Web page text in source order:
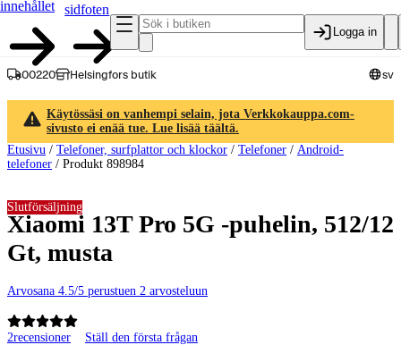
innehållet
sidfoten
Logga in
00220 Helsingfors butik sv
Käytössäsi on vanhempi selain, jota Verkkokauppa.com-
sivusto ei enää tue. Lue lisää täältä.
Etusivu / Telefoner, surfplattor och klockor / Telefoner / Android-
telefoner / Produkt 898984
Xiaomi 13T Pro 5G -puhelin, 512/12
Gt, musta
Arvosana 4.5/5 perustuen 2 arvosteluun
2recensioner Ställ den första frågan
Slutförsäljning